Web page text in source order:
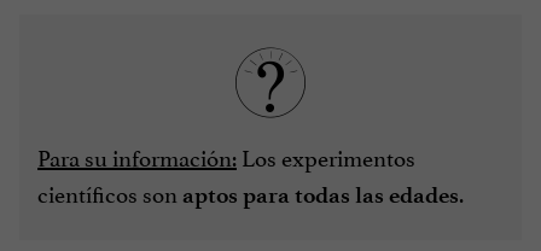
Para su información:Los experimentos
científicos son aptos para todas las edades.